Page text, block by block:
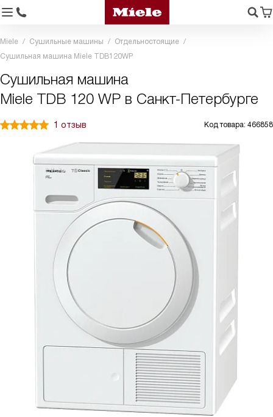
Miele Сушильные машины
Отдельностоящие
Сушильная машина Miele TDB120WP
Сушильная машина
Miele TDB 120 WP в Санкт-Петербурге
1 отзыв Код товара: 466858